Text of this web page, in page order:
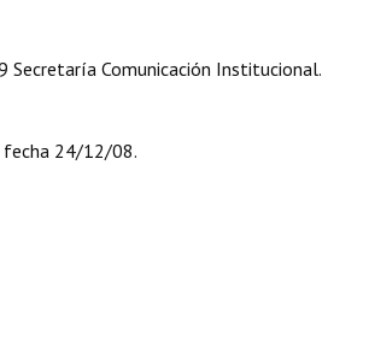
Comunicación Institucional.
fecha 24/12/08.